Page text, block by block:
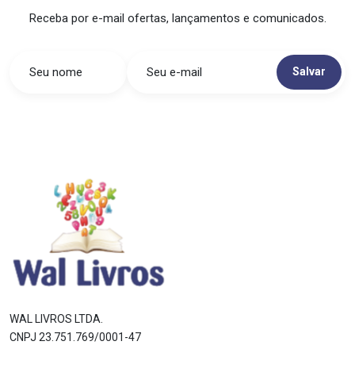
Receba por e-mail ofertas, lançamentos e comunicados.
Salvar
WAL LIVROS LTDA.
CNPJ 23.751.769/0001-47